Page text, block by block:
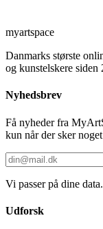
myartspace
Danmarks største
og kunstelskere siden
Nyhedsbrev
Få nyheder fra
kun når der sker
Vi passer på dine
Udforsk